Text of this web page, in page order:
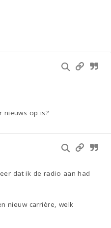
nieuws op is?
dat ik de radio aan had
nieuw carrière, welk